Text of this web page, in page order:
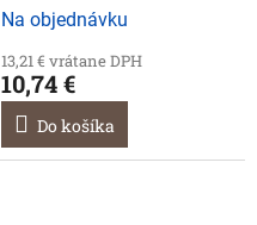
Na objednávku
13,21 € vrátane DPH
10,74 €
Do košíka